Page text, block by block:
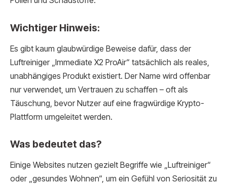
Wichtiger Hinweis:
Es gibt kaum glaubwürdige Beweise dafür, dass der
Luftreiniger „Immediate X2 ProAir“ tatsächlich als reales,
unabhängiges Produkt existiert. Der Name wird offenbar
nur verwendet, um Vertrauen zu schaffen – oft als
Täuschung, bevor Nutzer auf eine fragwürdige Krypto-
Plattform umgeleitet werden.
Was bedeutet das?
Einige Websites nutzen gezielt Begriffe wie „Luftreiniger“
oder „gesundes Wohnen“, um ein Gefühl von Seriosität zu